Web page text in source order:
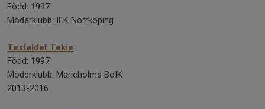
Född: 1997
Moderklubb: IFK Norrköping
Tesfaldet Tekie
Född: 1997
Moderklubb: Marieholms BoIK
2013-2016